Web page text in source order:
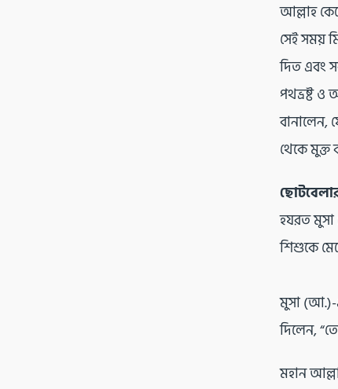
আল্লাহ
সেই সময়
দিত এবং
পথভ্রষ্ট ও
বানালেন,
থেকে মুক্ত
হযরত
শিশুকে
মুসা (আ.)-
দিলেন,
মহান